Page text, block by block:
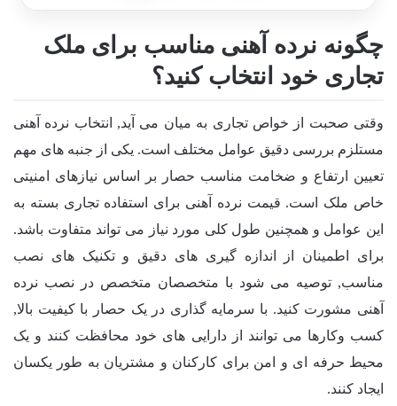
چگونه نرده آهنی مناسب برای ملک
تجاری خود انتخاب کنید؟
وقتی صحبت از خواص تجاری به میان می آید, انتخاب نرده آهنی
مستلزم بررسی دقیق عوامل مختلف است. یکی از جنبه های مهم
تعیین ارتفاع و ضخامت مناسب حصار بر اساس نیازهای امنیتی
خاص ملک است. قیمت نرده آهنی برای استفاده تجاری بسته به
این عوامل و همچنین طول کلی مورد نیاز می تواند متفاوت باشد.
برای اطمینان از اندازه گیری های دقیق و تکنیک های نصب
مناسب, توصیه می شود با متخصصان متخصص در نصب نرده
آهنی مشورت کنید. با سرمایه گذاری در یک حصار با کیفیت بالا,
کسب وکارها می توانند از دارایی های خود محافظت کنند و یک
محیط حرفه ای و امن برای کارکنان و مشتریان به طور یکسان
ایجاد کنند.